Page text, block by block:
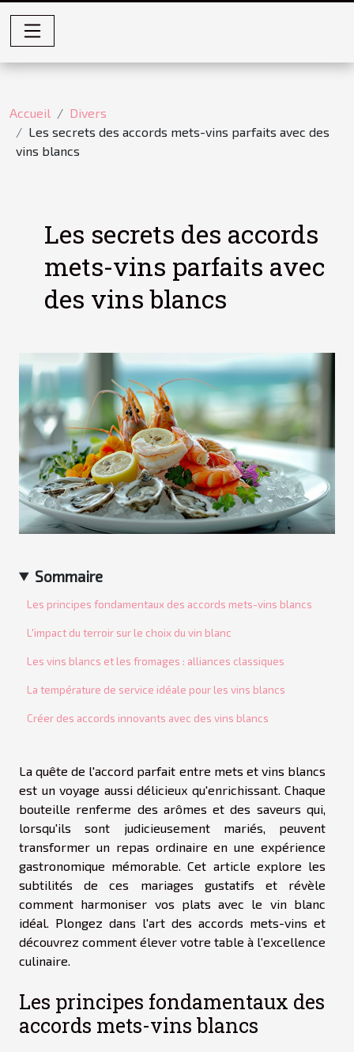
Accueil
Divers
Les secrets des accords mets-vins parfaits avec des
vins blancs
Les secrets des accords
mets-vins parfaits avec
des vins blancs
Sommaire
Les principes fondamentaux des accords mets-vins blancs
L'impact du terroir sur le choix du vin blanc
Les vins blancs et les fromages : alliances classiques
La température de service idéale pour les vins blancs
Créer des accords innovants avec des vins blancs
La quête de l'accord parfait entre mets et vins blancs
est un voyage aussi délicieux qu'enrichissant. Chaque
bouteille renferme des arômes et des saveurs qui,
lorsqu'ils sont judicieusement mariés, peuvent
transformer un repas ordinaire en une expérience
gastronomique mémorable. Cet article explore les
subtilités de ces mariages gustatifs et révèle
comment harmoniser vos plats avec le vin blanc
idéal. Plongez dans l'art des accords mets-vins et
découvrez comment élever votre table à l'excellence
culinaire.
Les principes fondamentaux des
accords mets-vins blancs